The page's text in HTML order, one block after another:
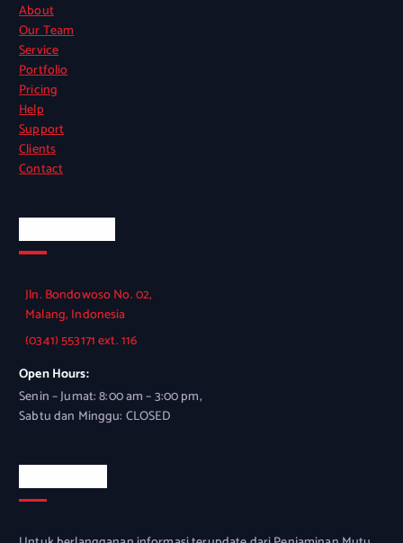
About
Our Team
Service
Portfolio
Pricing
Help
Support
Clients
Contact
Jln. Bondowoso No. 02,
Malang, Indonesia
(0341) 553171 ext. 116
Open Hours:
Senin – Jumat: 8:00 am – 3:00 pm,
Sabtu dan Minggu: CLOSED